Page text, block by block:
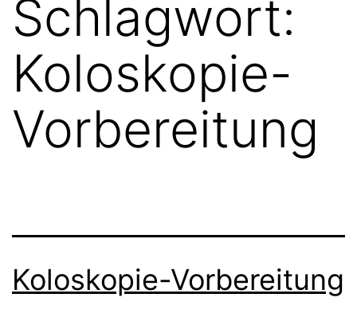
Schlagwort:
Koloskopie-
Vorbereitung
Koloskopie-Vorbereitung